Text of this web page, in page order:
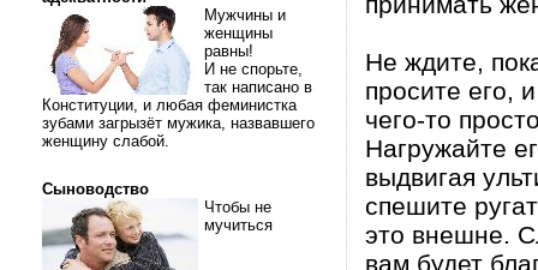
Мужчины и
женщины
равны!
И не спорьте,
так написано в
Конституции, и любая феминистка
зубами загрызёт мужика, назвавшего
женщину слабой.
Сыноводство
Чтобы не
мучиться
Не ждите,
просите его,
чего-то
Нагружайте
выдвигая
спешите
это внешне.
вам будет